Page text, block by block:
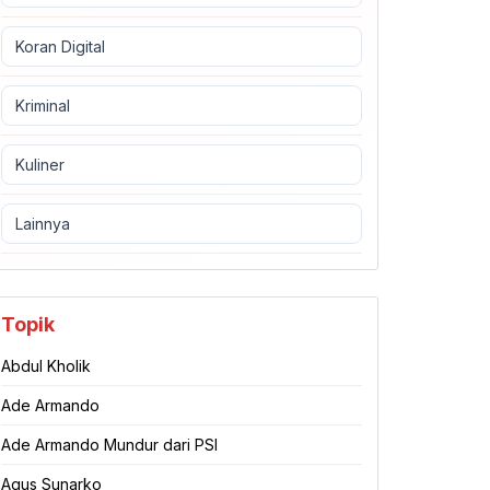
Koran Digital
Kriminal
Kuliner
Lainnya
Topik
Abdul Kholik
Ade Armando
Ade Armando Mundur dari PSI
Agus Sunarko